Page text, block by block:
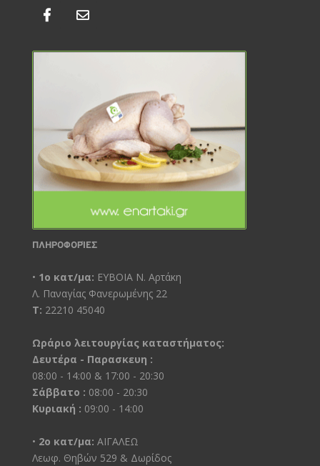
ΠΛΗΡΟΦΟΡΊΕΣ
• 1ο κατ/μα: ΕΥΒΟΙΑ Ν. Αρτάκη
Λ. Παναγίας Φανερωμένης 22
Τ: 22210 45040
Ωράριο λειτουργίας καταστήματος:
Δευτέρα - Παρασκευη :
08:00 - 14:00 & 17:00 - 20:30
Σάββατο : 08:00 - 20:30
Κυριακή : 09:00 - 14:00
• 2ο κατ/μα: ΑΙΓΑΛΕΩ
Λεωφ. Θηβών 529 & Δωρίδος